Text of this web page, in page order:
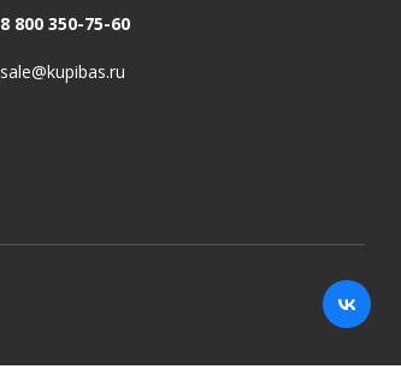
8 800 350-75-60
sale@kupibas.ru